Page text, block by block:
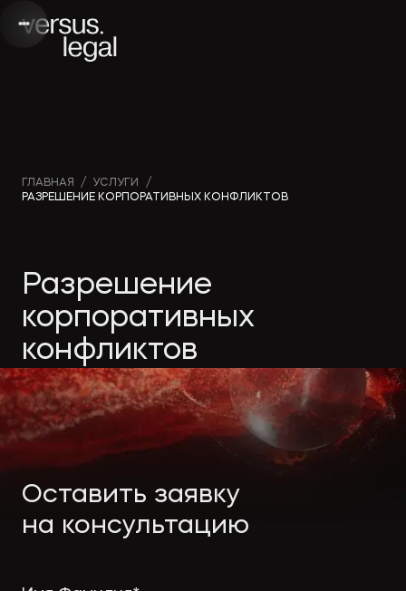
Интеллектуальная
Архитектура
и проектирование
Банкротство
Экологическое
право
Вебинары и
Новости
компании
Публикации
в СМИ
Полезные
Статьи
ГЛАВНАЯ / УСЛУГИ
/
РАЗРЕШЕНИЕ КОРПОРАТИВНЫХ КОНФЛИКТОВ
Разрешение
корпоративных
конфликтов
Оставить заявку
на консультацию